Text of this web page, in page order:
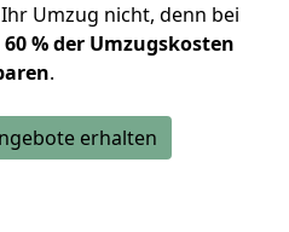
Umzug nicht, denn bei
60 % der Umzugskosten
.
erhalten